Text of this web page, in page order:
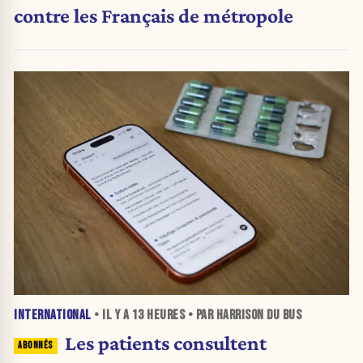
contre les Français de métropole
INTERNATIONAL • IL Y A 13 HEURES• PAR HARRISON DU BUS
Les patients consultent